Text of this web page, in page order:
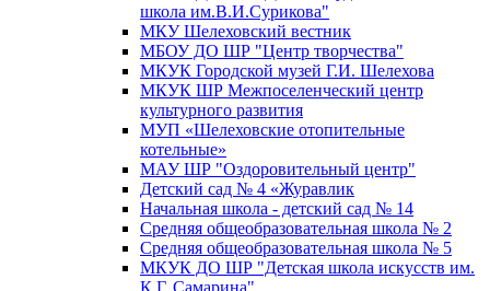
школа им.В.И.Сурикова"
МКУ Шелеховский вестник
МБОУ ДО ШР "Центр творчества"
МКУК Городской музей Г.И. Шелехова
МКУК ШР Межпоселенческий центр
культурного развития
МУП «Шелеховские отопительные
котельные»
МАУ ШР "Оздоровительный центр"
Детский сад № 4 «Журавлик
Начальная школа - детский сад № 14
Средняя общеобразовательная школа № 2
Средняя общеобразовательная школа № 5
МКУК ДО ШР "Детская школа искусств им.
К.Г. Самарина"